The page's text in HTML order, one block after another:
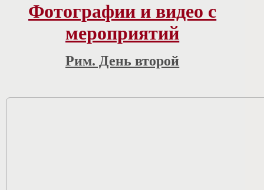
Фотографии и видео с
мероприятий
Рим. День второй